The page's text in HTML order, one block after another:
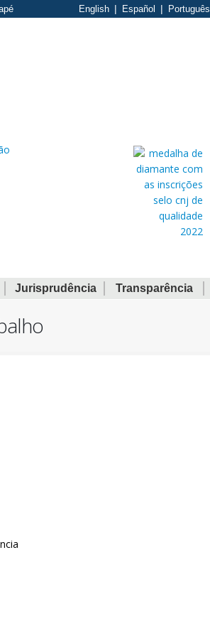
English Español Português
Jurisprudência Transparência